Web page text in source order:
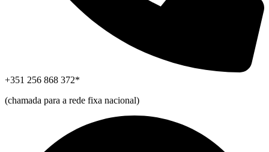
+351 256 868 372*
(chamada para a rede fixa nacional)